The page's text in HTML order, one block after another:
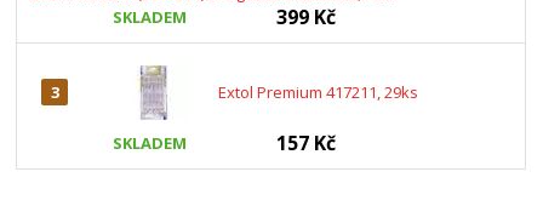
SKLADEM
399 Kč
3 Extol Premium 417211, 29ks
SKLADEM 157 Kč